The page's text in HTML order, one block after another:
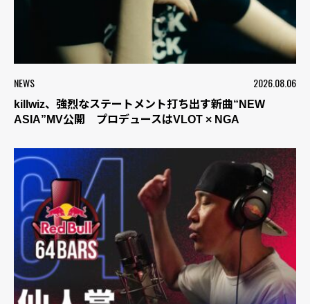
NEWS 2026.08.06
killwiz、強烈なステートメント打ち出す新曲“NEW
ASIA”MV公開 プロデュースはVLOT × NGA